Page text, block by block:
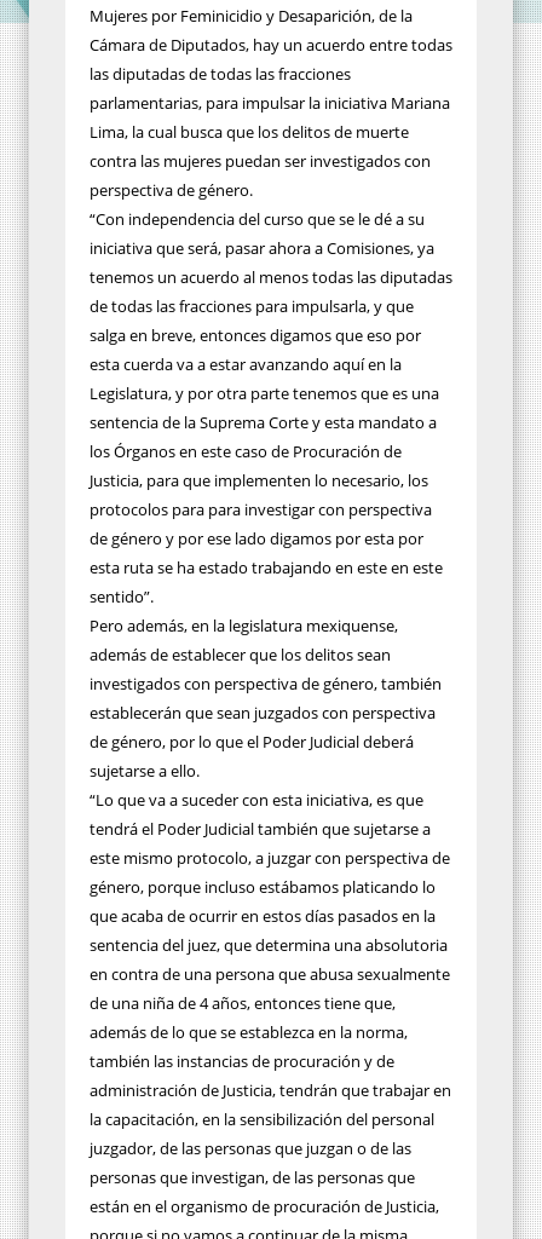
Mujeres por Feminicidio y Desaparición, de la
Cámara de Diputados, hay un acuerdo entre todas
las diputadas de todas las fracciones
parlamentarias, para impulsar la iniciativa Mariana
Lima, la cual busca que los delitos de muerte
contra las mujeres puedan ser investigados con
perspectiva de género.
“Con independencia del curso que se le dé a su
iniciativa que será, pasar ahora a Comisiones, ya
tenemos un acuerdo al menos todas las diputadas
de todas las fracciones para impulsarla, y que
salga en breve, entonces digamos que eso por
esta cuerda va a estar avanzando aquí en la
Legislatura, y por otra parte tenemos que es una
sentencia de la Suprema Corte y esta mandato a
los Órganos en este caso de Procuración de
Justicia, para que implementen lo necesario, los
protocolos para para investigar con perspectiva
de género y por ese lado digamos por esta por
esta ruta se ha estado trabajando en este en este
sentido”.
Pero además, en la legislatura mexiquense,
además de establecer que los delitos sean
investigados con perspectiva de género, también
establecerán que sean juzgados con perspectiva
de género, por lo que el Poder Judicial deberá
sujetarse a ello.
“Lo que va a suceder con esta iniciativa, es que
tendrá el Poder Judicial también que sujetarse a
este mismo protocolo, a juzgar con perspectiva de
género, porque incluso estábamos platicando lo
que acaba de ocurrir en estos días pasados en la
sentencia del juez, que determina una absolutoria
en contra de una persona que abusa sexualmente
de una niña de 4 años, entonces tiene que,
además de lo que se establezca en la norma,
también las instancias de procuración y de
administración de Justicia, tendrán que trabajar en
la capacitación, en la sensibilización del personal
juzgador, de las personas que juzgan o de las
personas que investigan, de las personas que
están en el organismo de procuración de Justicia,